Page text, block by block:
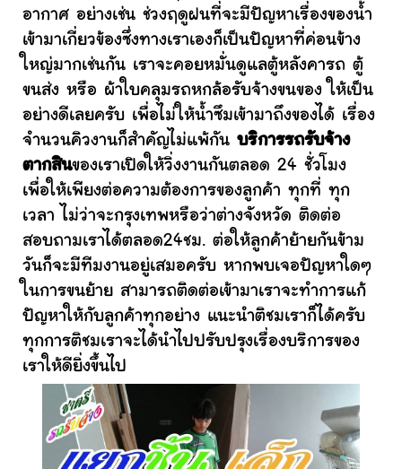
อากาศ อย่างเช่น ช่วงฤดูฝนที่จะมีปัญหาเรื่องของน้ำ
เข้ามาเกี่ยวข้องซึ่งทางเราเองก็เป็นปัญหาที่ค่อนข้าง
ใหญ่มากเช่นกัน เราจะคอยหมั่นดูแลตู้หลังคารถ ตู้
ขนส่ง หรือ ผ้าใบคลุมรถหกล้อรับจ้างขนของ ให้เป็น
อย่างดีเลยครับ เพื่อไม่ให้น้ำซึมเข้ามาถึงของได้ เรื่อง
จำนวนคิวงานก็สำคัญไม่แพ้กันบริการรถรับจ้าง
ตากสินของเราเปิดให้วิ่งงานกันตลอด 24 ชั่วโมง
เพื่อให้เพียงต่อความต้องการของลูกค้า ทุกที่ ทุก
เวลา ไม่ว่าจะกรุงเทพหรือว่าต่างจังหวัด ติดต่อ
สอบถามเราได้ตลอด24ชม. ต่อให้ลูกค้าย้ายกันข้าม
วันก็จะมีทีมงานอยู่เสมอครับ หากพบเจอปัญหาใดๆ
ในการขนย้าย สามารถติดต่อเข้ามาเราจะทำการแก้
ปัญหาให้กับลูกค้าทุกอย่าง แนะนำติชมเราก็ได้ครับ
ทุกการติชมเราจะได้นำไปปรับปรุงเรื่องบริการของ
เราให้ดียิ่งขึ้นไป